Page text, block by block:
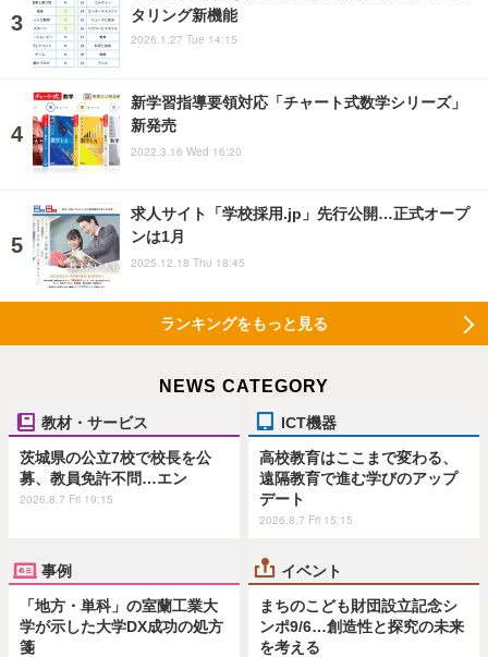
タリング新機能
2026.1.27 Tue 14:15
新学習指導要領対応「チャート式数学シリーズ」
新発売
2022.3.16 Wed 16:20
求人サイト「学校採用.jp」先行公開…正式オープ
ンは1月
2025.12.18 Thu 18:45
ランキングをもっと見る
NEWS CATEGORY
教材・サービス
茨城県の公立7校で校長を公
募、教員免許不問…エン
2026.8.7 Fri 19:15
ICT機器
高校教育はここまで変わる、
遠隔教育で進む学びのアップ
デート
2026.8.7 Fri 15:15
事例
「地方・単科」の室蘭工業大
学が示した大学DX成功の処方
箋
イベント
まちのこども財団設立記念シ
ンポ9/6…創造性と探究の未来
を考える